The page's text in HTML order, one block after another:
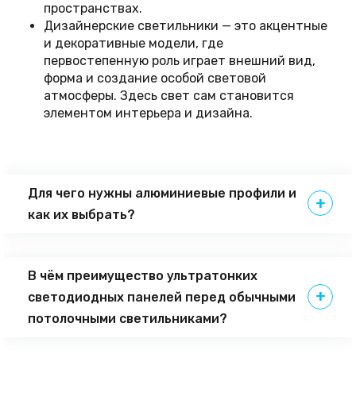
пространствах.
Дизайнерские светильники — это акцентные
и декоративные модели, где
первостепенную роль играет внешний вид,
форма и создание особой световой
атмосферы. Здесь свет сам становится
элементом интерьера и дизайна.
Для чего нужны алюминиевые профили и
как их выбрать?
В чём преимущество ультратонких
светодиодных панелей перед обычными
потолочными светильниками?